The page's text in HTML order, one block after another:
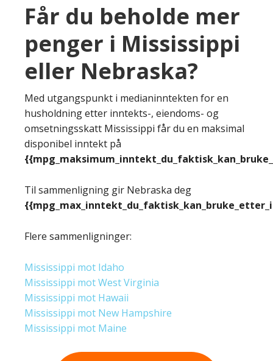
Får du beholde mer
penger i Mississippi
eller Nebraska?
Med utgangspunkt i medianinntekten for en
husholdning etter inntekts-, eiendoms- og
omsetningsskatt Mississippi får du en maksimal
disponibel inntekt på
Til sammenligning gir Nebraska deg
Flere sammenligninger:
Mississippi mot Idaho
Mississippi mot West Virginia
Mississippi mot Hawaii
Mississippi mot New Hampshire
Mississippi mot Maine